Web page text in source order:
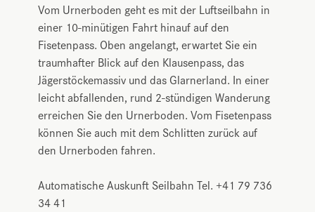
Vom Urnerboden geht es mit der Luftseilbahn in
einer 10-minütigen Fahrt hinauf auf den
Fisetenpass. Oben angelangt, erwartet Sie ein
traumhafter Blick auf den Klausenpass, das
Jägerstöckemassiv und das Glarnerland. In einer
leicht abfallenden, rund 2-stündigen Wanderung
erreichen Sie den Urnerboden. Vom Fisetenpass
können Sie auch mit dem Schlitten zurück auf
den Urnerboden fahren.
Automatische Auskunft Seilbahn Tel. +41 79 736
34 41